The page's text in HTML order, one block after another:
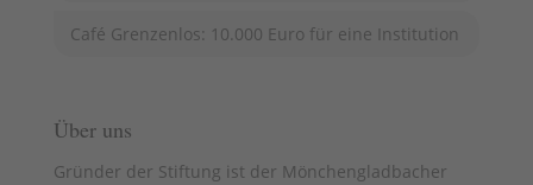
Café Grenzenlos: 10.000 Euro für eine Institution
Über uns
Gründer der Stiftung ist der Mönchengladbacher